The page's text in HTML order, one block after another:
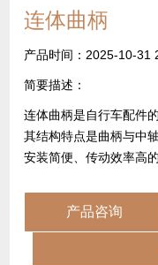
连体曲柄
产品时间：2025-10-31
简要描述：
连体曲柄是自行车配件
其结构特点是曲柄与中
安装简便、传动效率高
儿童自行车的维护难度...
产品咨询